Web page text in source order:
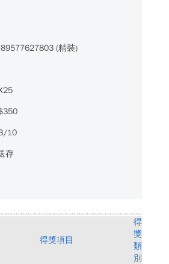
(精裝)
10
存
得獎項目
得
獎
類
別